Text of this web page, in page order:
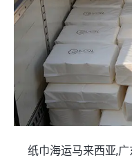
纸巾海运马来西亚,